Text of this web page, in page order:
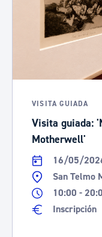
VISITA GUIADA
Visita guiada:
Motherwell'
16/05/
San Telmo
10:00 -
Inscripción